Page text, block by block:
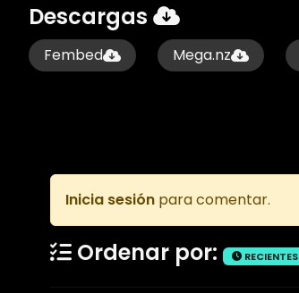
Descargas
Fembed Mega.nz
Inicia sesión para comentar.
Ordenar por: RECIENTES